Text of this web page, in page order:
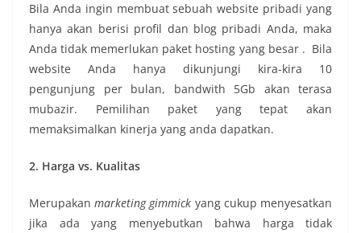
Bila Anda ingin membuat sebuah website pribadi yang
hanya akan berisi profil dan blog pribadi Anda, maka
Anda tidak memerlukan paket hosting yang besar . Bila
website Anda hanya dikunjungi kira-kira 10
pengunjung per bulan, bandwith 5Gb akan terasa
mubazir. Pemilihan paket yang tepat akan
memaksimalkan kinerja yang anda dapatkan.
2. Harga vs. Kualitas
Merupakanmarketing gimmick yang cukup menyesatkan
jika ada yang menyebutkan bahwa harga tidak